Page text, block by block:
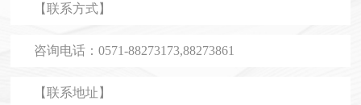
【联系方式】
咨询电话：0571-88273173,88273861
【联系地址】